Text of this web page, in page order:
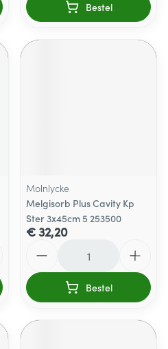
Bestel
Molnlycke
Melgisorb Plus Cavity Kp
Ster 3x45cm 5 253500
€ 32,20
Bestel